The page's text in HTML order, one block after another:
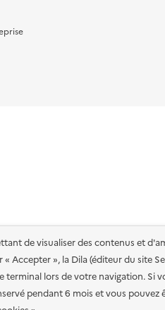
de visualiser des contenus et
Accepter », la Dila (éditeur du site
lors de votre navigation. Si
pendant 6 mois et vous
: totalement conforme